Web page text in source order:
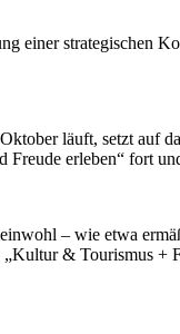
einer strategischen
läuft, setzt auf
erleben“ fort
– wie etwa
& Tourismus +